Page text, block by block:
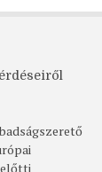
előtti